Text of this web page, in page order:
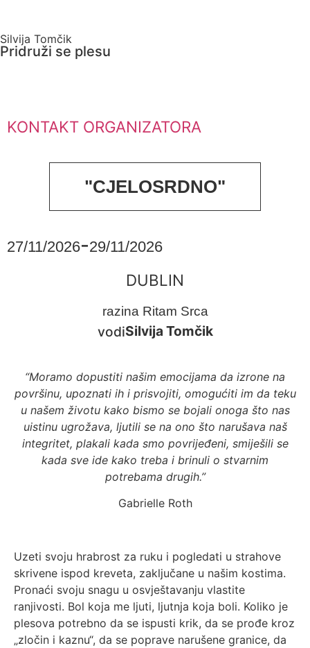
Silvija Tomčik
Pridruži se plesu
KONTAKT ORGANIZATORA
"CJELOSRDNO"
27/11/2026-29/11/2026
DUBLIN
razina Ritam Srca
vodiSilvija Tomčik
“Moramo dopustiti našim emocijama da izrone na
površinu, upoznati ih i prisvojiti, omogućiti im da teku
u našem životu kako bismo se bojali onoga što nas
uistinu ugrožava, ljutili se na ono što narušava naš
integritet, plakali kada smo povrijeđeni, smiješili se
kada sve ide kako treba i brinuli o stvarnim
potrebama drugih.”
Gabrielle Roth
Uzeti svoju hrabrost za ruku i pogledati u strahove
skrivene ispod kreveta, zaključane u našim kostima.
Pronaći svoju snagu u osvještavanju vlastite
ranjivosti. Bol koja me ljuti, ljutnja koja boli. Koliko je
plesova potrebno da se ispusti krik, da se prođe kroz
„zločin i kaznu“, da se poprave narušene granice, da